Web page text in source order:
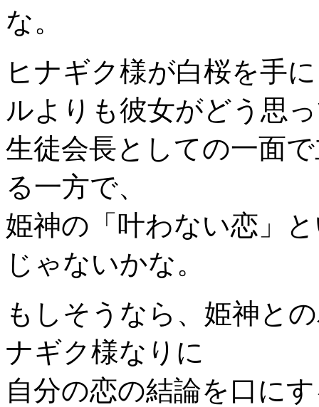
な。
ヒナギク様が白桜を手
ルよりも彼女がどう思
生徒会長としての一面
る一方で、
姫神の「叶わない恋」
じゃないかな。
もしそうなら、姫神と
ナギク様なりに
自分の恋の結論を口に